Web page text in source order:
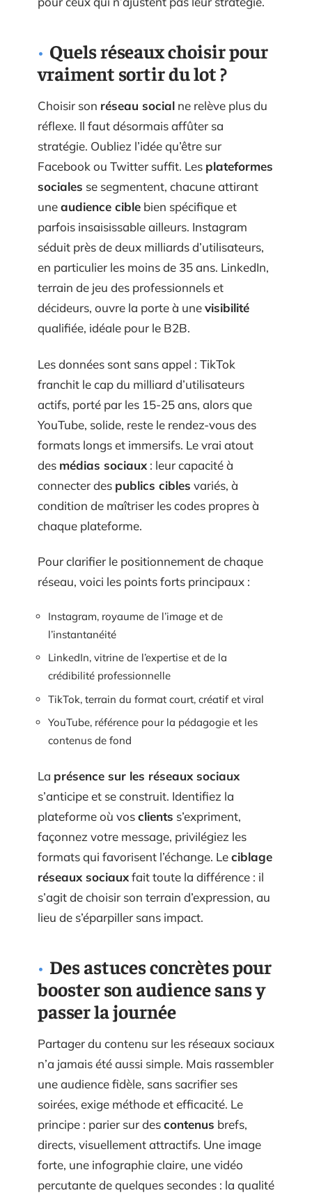
Quels réseaux choisir pour
vraiment sortir du lot ?
Choisir son réseau social ne relève plus du
réflexe. Il faut désormais affûter sa
stratégie. Oubliez l’idée qu’être sur
Facebook ou Twitter suffit. Les plateformes
sociales se segmentent, chacune attirant
uneaudience cible bien spécifique et
parfois insaisissable ailleurs. Instagram
séduit près de deux milliards d’utilisateurs,
en particulier les moins de 35 ans. LinkedIn,
terrain de jeu des professionnels et
décideurs, ouvre la porte à unevisibilité
qualifiée, idéale pour le B2B.
Les données sont sans appel : TikTok
franchit le cap du milliard d’utilisateurs
actifs, porté par les 15-25 ans, alors que
YouTube, solide, reste le rendez-vous des
formats longs et immersifs. Le vrai atout
des médias sociaux : leur capacité à
connecter des publics cibles variés, à
condition de maîtriser les codes propres à
chaque plateforme.
Pour clarifier le positionnement de chaque
réseau, voici les points forts principaux :
Instagram, royaume de l’image et de
l’instantanéité
LinkedIn, vitrine de l’expertise et de la
crédibilité professionnelle
TikTok, terrain du format court, créatif et viral
YouTube, référence pour la pédagogie et les
contenus de fond
La présence sur les réseaux sociaux
s’anticipe et se construit. Identifiez la
plateforme où vosclients s’expriment,
façonnez votre message, privilégiez les
formats qui favorisent l’échange. Leciblage
réseaux sociauxfait toute la différence : il
s’agit de choisir son terrain d’expression, au
lieu de s’éparpiller sans impact.
Des astuces concrètes pour
booster son audience sans y
passer la journée
Partager du contenu sur les réseaux sociaux
n’a jamais été aussi simple. Mais rassembler
une audience fidèle, sans sacrifier ses
soirées, exige méthode et efficacité. Le
principe : parier sur descontenus brefs,
directs, visuellement attractifs. Une image
forte, une infographie claire, une vidéo
percutante de quelques secondes : la qualité